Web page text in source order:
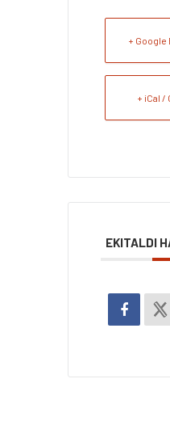
+
+ iCal /
EKITALDI